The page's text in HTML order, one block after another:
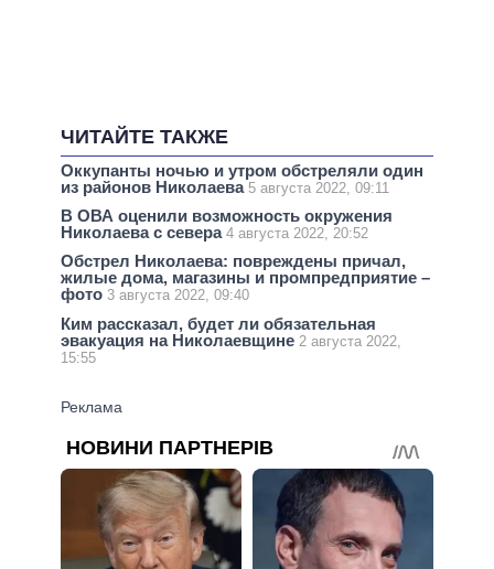
ЧИТАЙТЕ ТАКЖЕ
Оккупанты ночью и утром обстреляли один
из районов Николаева 5 августа 2022, 09:11
В ОВА оценили возможность окружения
Николаева с севера 4 августа 2022, 20:52
Обстрел Николаева: повреждены причал,
жилые дома, магазины и промпредприятие –
фото 3 августа 2022, 09:40
Ким рассказал, будет ли обязательная
эвакуация на Николаевщине 2 августа 2022,
15:55